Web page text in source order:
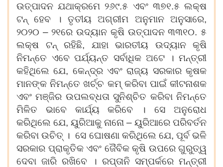
ଉତ୍ପାଦନ ଯଥାକ୍ରମେ ୨୬୯.୫ ଏବଂ ୩୭୧.୫ ଲକ୍ଷ
ଟନ୍ ହେବ । ତୃତୀୟ ଅଗ୍ରୀମ ଅନୁମାନ ଅନୁସାରେ,
୨୦୨୦ – ୨୧ରେ ଉଦ୍ୟାନ କୃଷି ଉତ୍ପାଦନ ୩୩୧୦. ୫
ଲକ୍ଷ ଟନ୍ ରହିଛି, ଯାହା ଭାରତୀୟ ଉଦ୍ୟାନ କୃଷି
ନିମନ୍ତେ ଏବେ ପର୍ଯ୍ୟନ୍ତ ସର୍ବାଧିକ ଅଟେ । ମନ୍ତ୍ରୀ
କହିଥିଲେ ଯେ, କେନ୍ଦ୍ର ଏବଂ ରାଜ୍ୟ ସରକାର କୃଷକ
ମାନଙ୍କ ନିମନ୍ତେ ଖର୍ଚ୍ଚ କମ୍ କରିବା ପାଇଁ କୀଟନାଶକ
ଏବଂ ମଞ୍ଜିର ଉପଲବ୍ଧତା ସୁନିଶ୍ଚିତ କରିବା ନିମନ୍ତେ
ମିଳିତ ଭାବେ କାର୍ଯ୍ୟ କରିବେ । ସେ ଅନୁରୋଧ
କରିଥିଲେ ଯେ, ୟୁରିଆକୁ ନାନୋ – ୟୁରିଆରେ ପରିବର୍ତନ
କରିବା ଉଚିତ୍ । ସେ ଘୋଷଣା କରିଥିଲେ ଯେ, ପୂର୍ବ ଭଳି
ସରକାର ପ୍ରାକୃତିକ ଏବଂ ଜୈବିକ କୃଷି ଉପରେ ଗୁରୁତ୍ୱ
ଦେବା ଜାରି ରଖିବେ । ରପ୍ତାନି ସମ୍ପର୍କରେ ମନ୍ତ୍ରୀ